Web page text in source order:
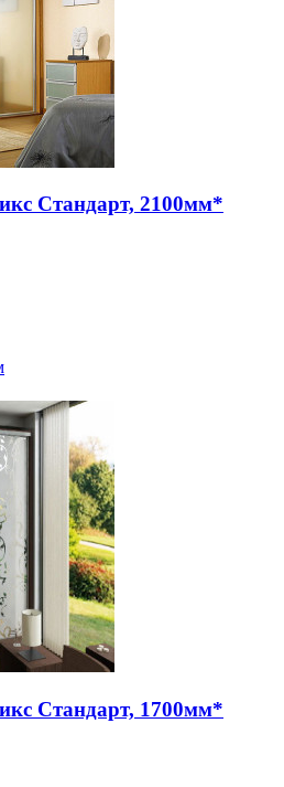
Стандарт, 2100мм*
Стандарт, 1700мм*